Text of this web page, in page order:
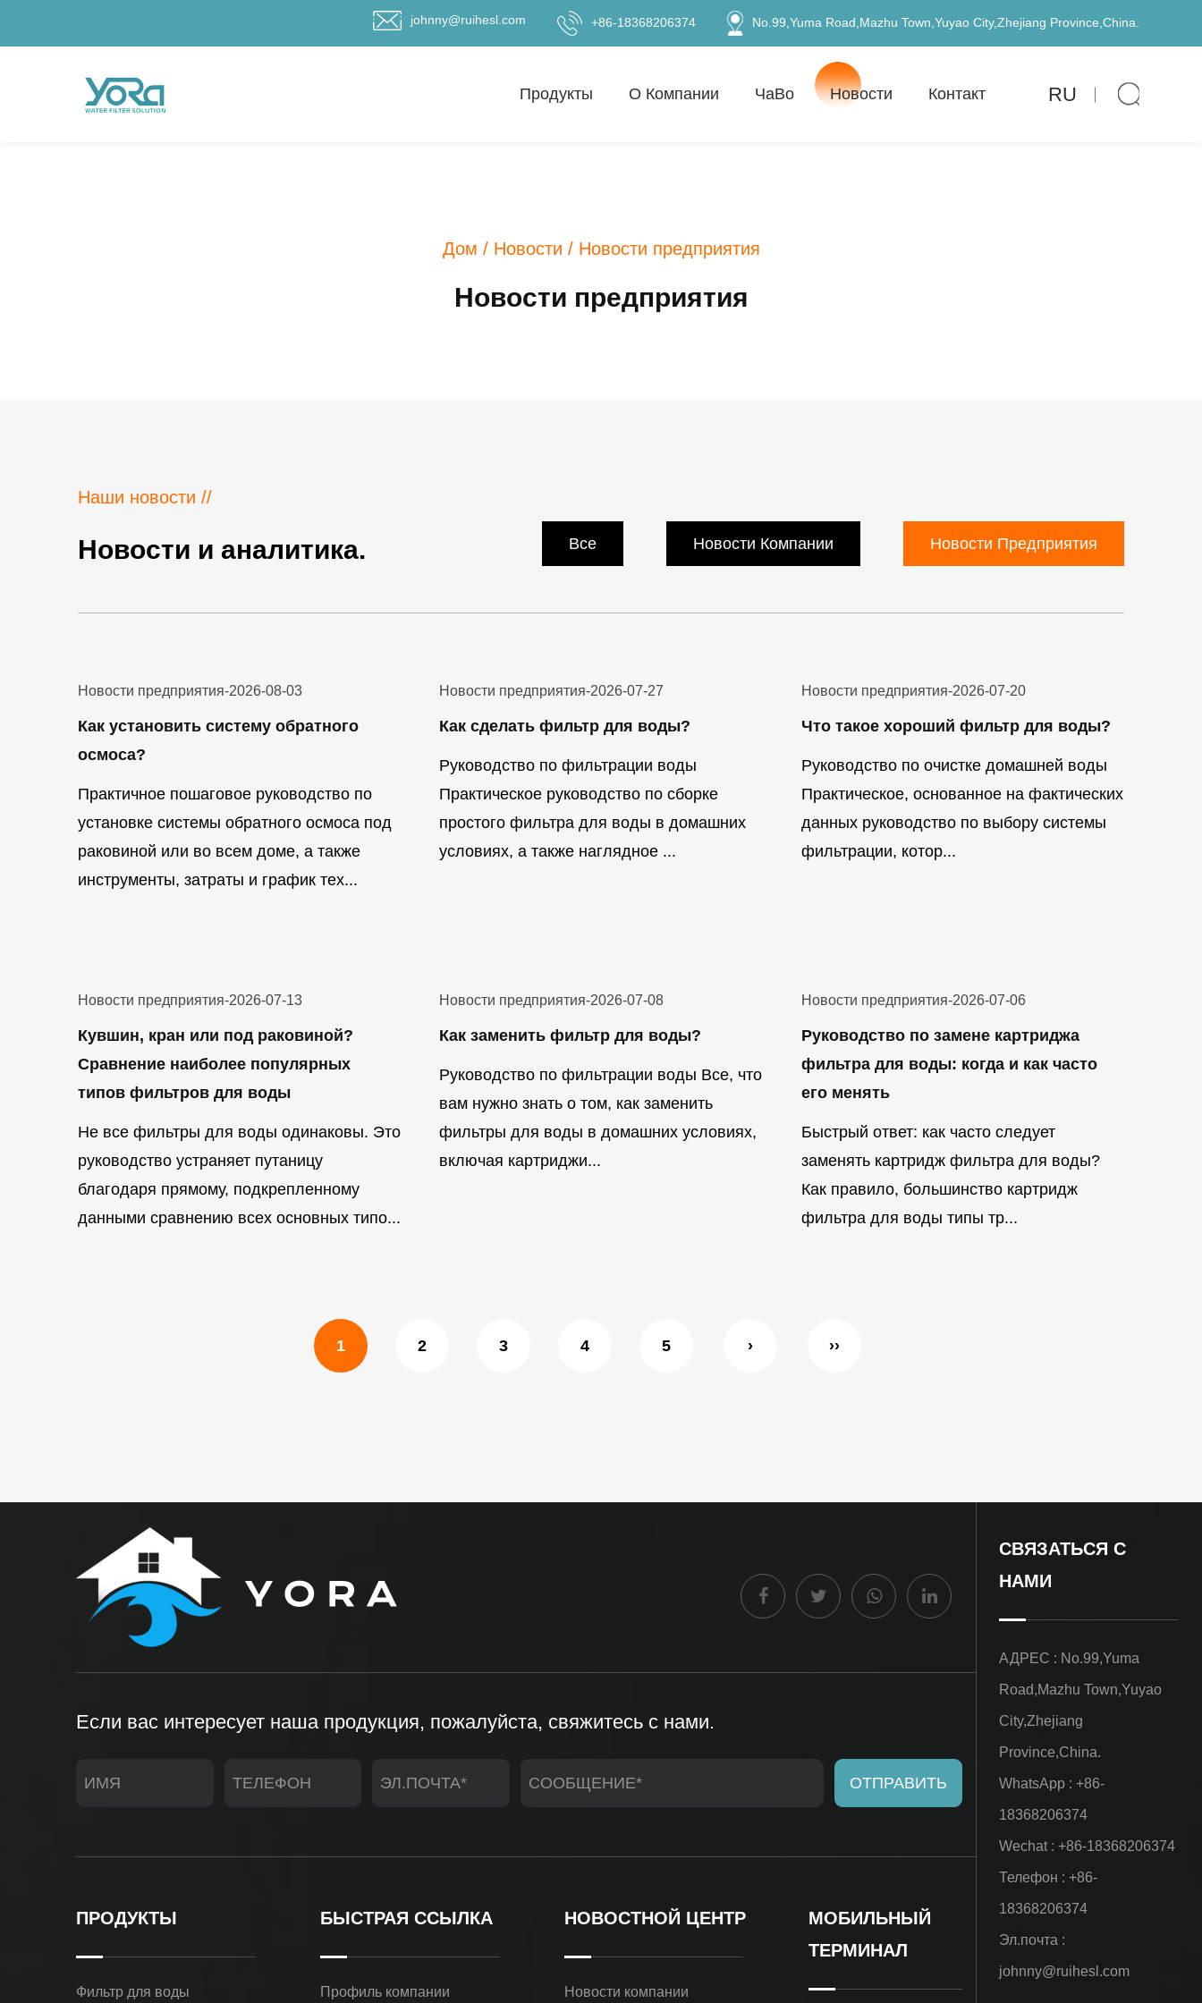
johnny@ruihesl.com +86-18368206374 No.99,Yuma Road,Mazhu Town,Yuyao City,Zhejiang Province,China.
Продукты О Компании ЧаВо Новости Контакт RU
Дом / Новости / Новости предприятия
Новости предприятия
Наши новости //
Новости и аналитика. Все Новости Компании Новости Предприятия
Новости предприятия-2026-08-03
Как установить систему обратного
осмоса?
Практичное пошаговое руководство по
установке системы обратного осмоса под
раковиной или во всем доме, а также
инструменты, затраты и график тех...
Новости предприятия-2026-07-27
Как сделать фильтр для воды?
Руководство по фильтрации воды
Практическое руководство по сборке
простого фильтра для воды в домашних
условиях, а также наглядное ...
Новости предприятия-2026-07-20
Что такое хороший фильтр для воды?
Руководство по очистке домашней воды
Практическое, основанное на фактических
данных руководство по выбору системы
фильтрации, котор...
Новости предприятия-2026-07-13
Кувшин, кран или под раковиной?
Сравнение наиболее популярных
типов фильтров для воды
Не все фильтры для воды одинаковы. Это
руководство устраняет путаницу
благодаря прямому, подкрепленному
данными сравнению всех основных типо...
Новости предприятия-2026-07-08
Как заменить фильтр для воды?
Руководство по фильтрации воды Все, что
вам нужно знать о том, как заменить
фильтры для воды в домашних условиях,
включая картриджи...
Новости предприятия-2026-07-06
Руководство по замене картриджа
фильтра для воды: когда и как часто
его менять
Быстрый ответ: как часто следует
заменять картридж фильтра для воды?
Как правило, большинство картридж
фильтра для воды типы тр...
1 2 3 4 5 › ››
Если вас интересует наша продукция, пожалуйста, свяжитесь с нами.
ПРОДУКТЫ
Фильтр для воды
БЫСТРАЯ ССЫЛКА
Профиль компании
НОВОСТНОЙ ЦЕНТР
Новости компании
МОБИЛЬНЫЙ
ТЕРМИНАЛ
СВЯЗАТЬСЯ С
НАМИ
АДРЕС : No.99,Yuma
Road,Mazhu Town,Yuyao
City,Zhejiang
Province,China.
WhatsApp : +86-
18368206374
Wechat : +86-18368206374
Телефон : +86-
18368206374
Эл.почта :
johnny@ruihesl.com